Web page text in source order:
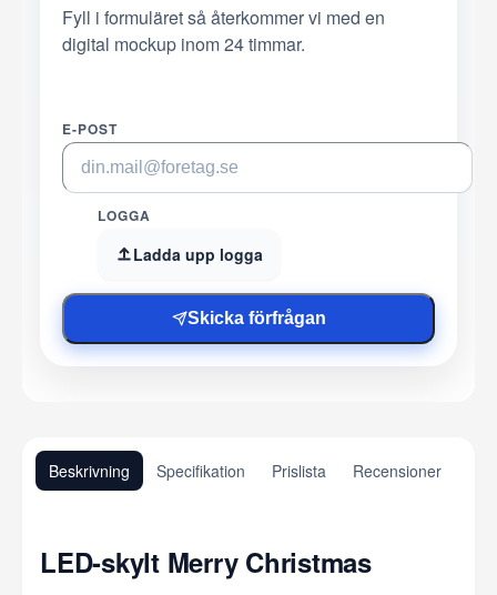
Fyll i formuläret så återkommer vi med en
digital mockup inom 24 timmar.
E-POST
LOGGA
Ladda upp logga
Skicka förfrågan
Beskrivning Specifikation Prislista Recensioner
LED-skylt Merry Christmas